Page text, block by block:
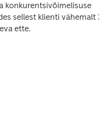
konkurentsivõimelisuse
sellest klienti vähemalt
ette.